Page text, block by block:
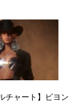
チャート】ビヨン